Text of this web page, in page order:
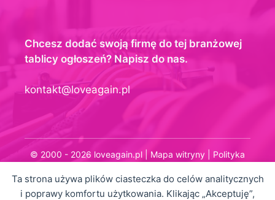
Ta strona używa plików ciasteczka do celów analitycznych
i poprawy komfortu użytkowania. Klikając „Akceptuję”,
Chcesz dodać swoją firmę do tej branżowej
tablicy ogłoszeń? Napisz do nas.
kontakt@loveagain.pl
© 2000 - 2026 loveagain.pl | Mapa witryny
Polityka